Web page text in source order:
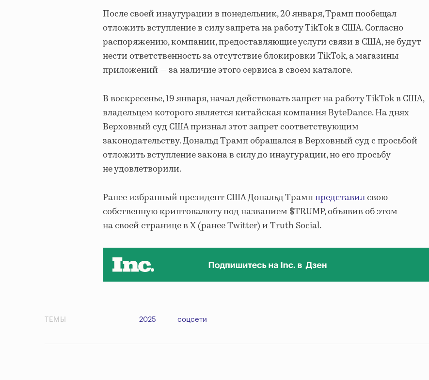
После своей инаугурации в понедельник, 20 января, Трамп пообещал
отложить вступление в силу запрета на работу TikTok в США. Согласно
распоряжению, компании, предоставляющие услуги связи в США, не будут
нести ответственность за отсутствие блокировки TikTok, а магазины
приложений — за наличие этого сервиса в своем каталоге.
В воскресенье, 19 января, начал действовать запрет на работу TikTok в США,
владельцем которого является китайская компания ByteDance. На днях
Верховный суд США признал этот запрет соответствующим
законодательству. Дональд Трамп обращался в Верховный суд с просьбой
отложить вступление закона в силу до инаугурации, но его просьбу
не удовлетворили.
Ранее избранный президент США Дональд Трамппредставилсвою
собственную криптовалюту под названием $TRUMP, объявив об этом
на своей странице в X (ранее Twitter) и Truth Social.
ТЕМЫ 2025 соцсети